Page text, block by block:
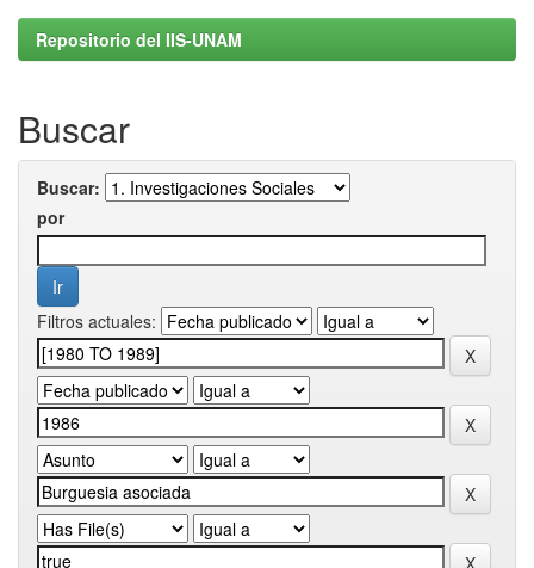
Repositorio del IIS-UNAM
Buscar
Buscar:
por
Filtros actuales: